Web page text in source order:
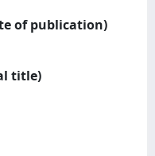
of publication)
title)